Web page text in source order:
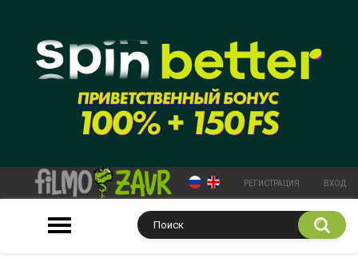
РЕГИСТРАЦИЯ ВХОД